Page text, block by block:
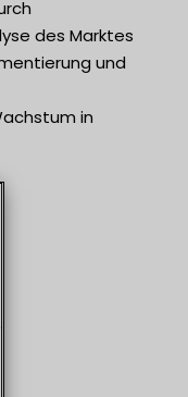
des Marktes
und
in